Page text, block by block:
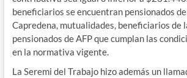
beneficiarios se encuentran pensionados
Capredena, mutualidades, beneficiarios de
pensionados de AFP que cumplan las
en la normativa vigente.
La Seremi del Trabajo hizo además un